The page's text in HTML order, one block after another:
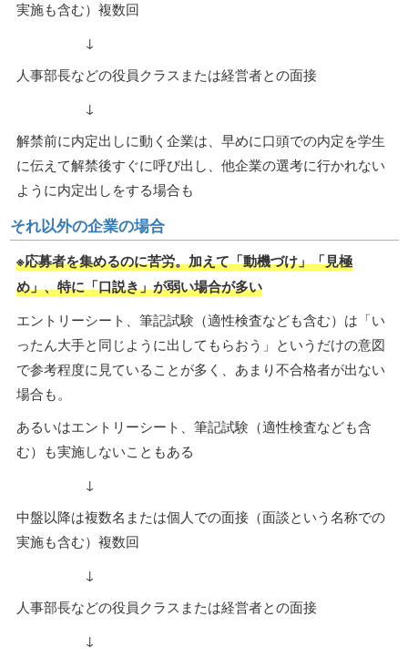
実施も含む）複数回
↓
人事部長などの役員クラスまたは経営者との面接
↓
解禁前に内定出しに動く企業は、早めに口頭での内定を学生
に伝えて解禁後すぐに呼び出し、他企業の選考に行かれない
ように内定出しをする場合も
それ以外の企業の場合
※応募者を集めるのに苦労。加えて「動機づけ」「見極
め」、特に「口説き」が弱い場合が多い
エントリーシート、筆記試験（適性検査なども含む）は「い
ったん大手と同じように出してもらおう」というだけの意図
で参考程度に見ていることが多く、あまり不合格者が出ない
場合も。
あるいはエントリーシート、筆記試験（適性検査なども含
む）も実施しないこともある
↓
中盤以降は複数名または個人での面接（面談という名称での
実施も含む）複数回
↓
人事部長などの役員クラスまたは経営者との面接
↓